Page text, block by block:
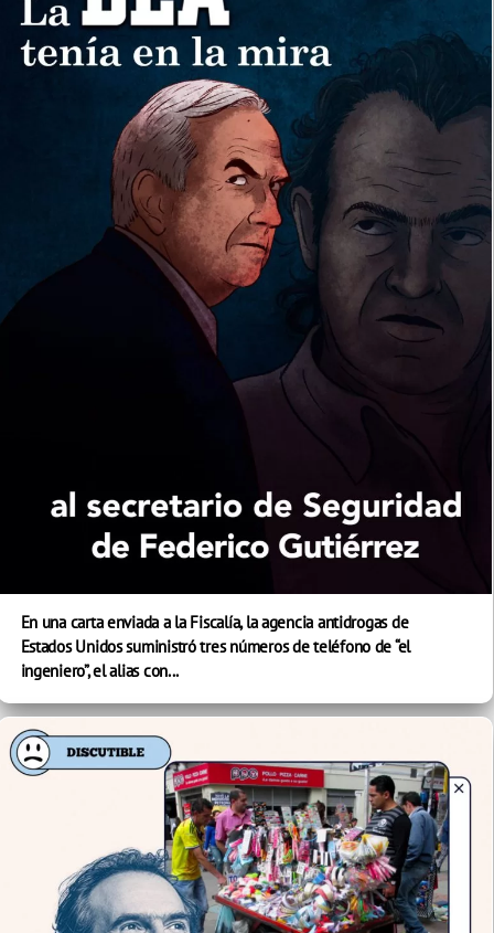
En una carta enviada a la Fiscalía, la agencia antidrogas de
Estados Unidos suministró tres números de teléfono de “el
ingeniero”, el alias con...